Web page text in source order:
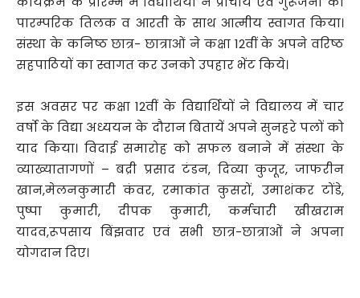
पारम्परिक तिलक व आरती के साथ आत्मीय स्वागत किया।
संस्था के कनिष्ठ छात्र- छात्राओं ने कक्षा 12वीं के अपने वरिष्ठ
सहपाठियों का स्वागत कर उनको उपहार भेंट किये।
इस अवसर पर कक्षा 12वीं के विद्यार्थियों ने विद्यालय में चार
वर्षो के विद्या अध्ययन के दौरान बितायें अपने सुनहरे पलों को
याद किया। विदाई समारोह को सफल बनाने में संस्था के
व्याख्यातागणों – बद्री प्रसाद टंडन, दिव्या कुजूर, जाफरीन
खान,मेलनकुमारी कंवर, रमाकांत कुसरों, उमाशंकर टोंडे,
पुष्पा कुमारी, दीपक कुमारी, कर्मचारी खीखराम
यादव,रूपसाय बिंझवार एवं सभी छात्र-छात्राओं ने अपना
योगदान दिए।